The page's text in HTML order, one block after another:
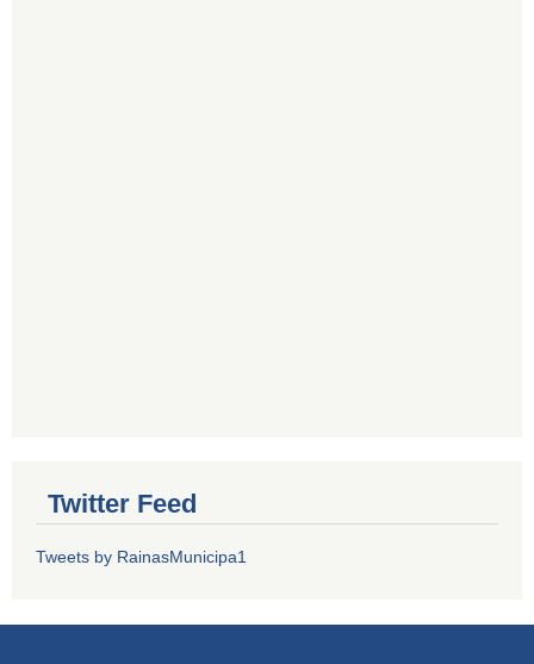
Twitter Feed
Tweets by RainasMunicipa1